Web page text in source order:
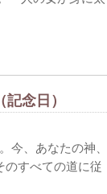
念日）
、あなたの神、
のすべての道に従